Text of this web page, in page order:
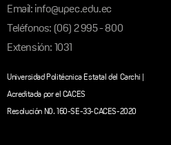
Email: info@upec.edu.ec
Teléfonos: (06) 2 995 - 800
Extensión: 1031
Universidad Politécnica Estatal del Carchi |
Acreditada por el CACES
Resolución N0. 160-SE-33-CACES-2020